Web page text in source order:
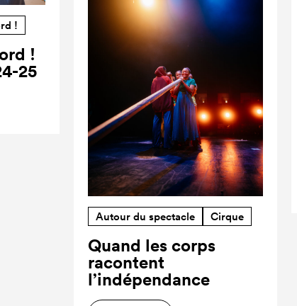
!
!
25
Autour du spectacle Cirque
Quand les corps
racontent
l’indépendance